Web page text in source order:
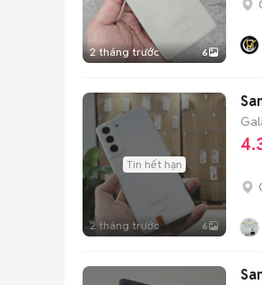
2 tháng trước 6
Tin hết hạn
2 tháng trước 6